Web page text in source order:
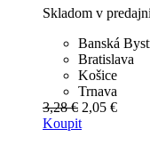
Skladom v
Banská
Bratislava
Košice
Trnava
3,28 € 2,05 €
Koupit